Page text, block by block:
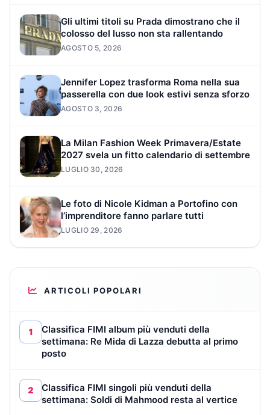
Gli ultimi titoli su Prada dimostrano che il
colosso del lusso non sta rallentando
AGOSTO 5, 2026
Jennifer Lopez trasforma Roma nella sua
passerella con due look estivi senza sforzo
AGOSTO 3, 2026
La Milan Fashion Week Primavera/Estate
2027 svela un fitto calendario di settembre
LUGLIO 30, 2026
Le foto di Nicole Kidman a Portofino con
l’imprenditore fanno parlare tutti
LUGLIO 29, 2026
ARTICOLI POPOLARI
1
Classifica FIMI album più venduti della
settimana: Re Mida di Lazza debutta al primo
posto
2
Classifica FIMI singoli più venduti della
settimana: Soldi di Mahmood resta al vertice